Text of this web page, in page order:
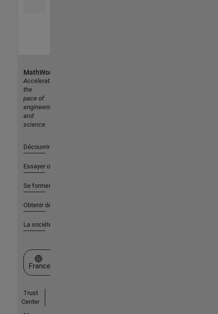
MathWorks
Accelerating
the
pace of
engineering
and
science
Découvrir les produits
Essayer ou acheter
Se former
Obtenir de l'aide
La société
Sélectionner un site web
France
Trust
Center